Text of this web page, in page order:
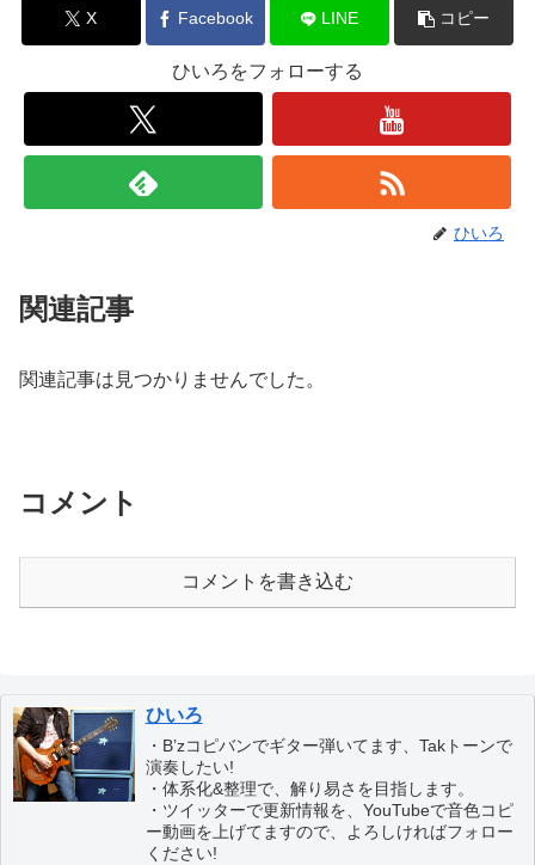
X Facebook LINE コピー
ひいろをフォローする
ひいろ
関連記事
関連記事は見つかりませんでした。
コメント
コメントを書き込む
ひいろ
・B’zコピバンでギター弾いてます、Takトーンで
演奏したい!
・体系化&整理で、解り易さを目指します。
・ツイッターで更新情報を、YouTubeで音色コピ
ー動画を上げてますので、よろしければフォロー
ください!